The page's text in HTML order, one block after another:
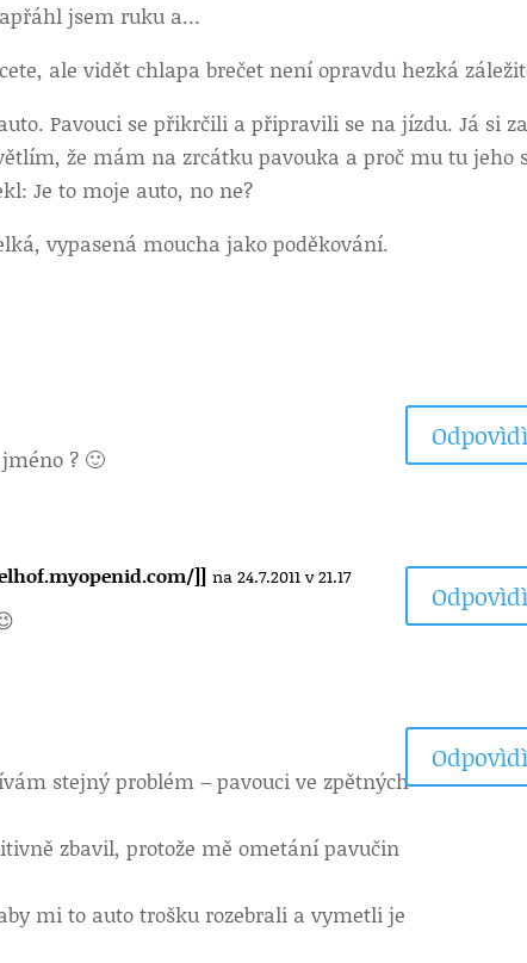
jsem ruku a…
ale vidět chlapa brečet není opravdu hezká
Pavouci se přikrčili a připravili se na jízdu. Já si
že mám na zrcátku pavouka a proč mu tu jeho
Je to moje auto, no ne?
vypasená moucha jako poděkování.
? 🙂
]] na 24.7.2011 v 21.17
stejný problém – pavouci ve zpětných
zbavil, protože mě ometání pavučin
mi to auto trošku rozebrali a vymetli je